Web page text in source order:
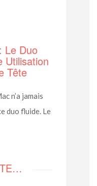
Le Duo
Utilisation
Tête
n’a jamais
duo fluide. Le